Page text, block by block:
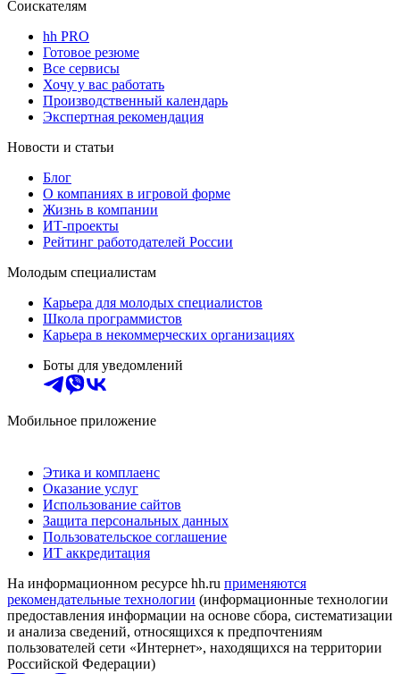
Соискателям
hh PRO
Готовое резюме
Все сервисы
Хочу у вас работать
Производственный календарь
Экспертная рекомендация
Новости и статьи
Блог
О компаниях в игровой форме
Жизнь в компании
ИТ-проекты
Рейтинг работодателей России
Молодым специалистам
Карьера для молодых специалистов
Школа программистов
Карьера в некоммерческих организациях
Боты для уведомлений
Мобильное приложение
Этика и комплаенс
Оказание услуг
Использование сайтов
Защита персональных данных
Пользовательское соглашение
ИТ аккредитация
На информационном ресурсе hh.ru применяются
рекомендательные технологии (информационные технологии
предоставления информации на основе сбора, систематизации
и анализа сведений, относящихся к предпочтениям
пользователей сети «Интернет», находящихся на территории
Российской Федерации)